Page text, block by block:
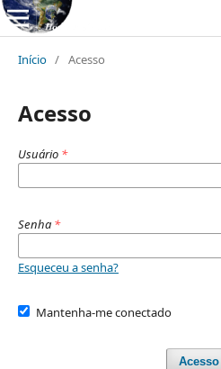
Início / Acesso
Acesso
Usuário *
Senha *
Esqueceu a senha?
Mantenha-me conectado
Acesso